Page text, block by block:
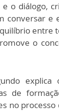
o diálogo,
conversar e
entre
o
de
no